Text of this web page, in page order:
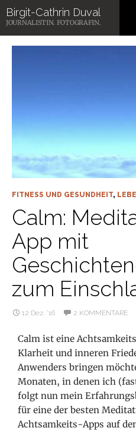
Zum
Inhalt
springen
Suchen
ARCHIV DER KATEGORIE:
FITNESS UND GESUNDHEIT,
Calm:
App mit
zum
12 Dez. ’16 2 KOMMENTARE
Calm ist eine
Klarheit und inneren
Anwenders bringen
Monaten, in denen ich
folgt nun mein
für eine der besten
Achtsamkeits-Apps auf
Birgit-Cathrin Duval
JOURNALISTIN. FOTOGRAFIN.